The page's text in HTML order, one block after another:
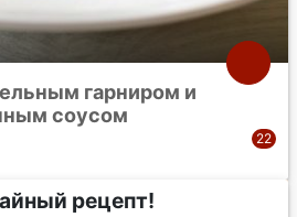
гарниром и
соусом
рецепт!